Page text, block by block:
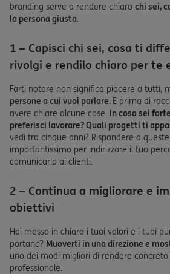
branding serve a rendere chiaro chi sei,
la persona giusta.
1 – Capisci chi sei, cosa ti
rivolgi e rendilo chiaro per te
Farti notare non significa piacere a tutti,
persone a cui vuoi parlare. E prima di
avere chiare alcune cose. In cosa sei
preferisci lavorare? Quali progetti ti
vedi tra cinque anni? Rispondere a
importantissimo per indirizzare il tuo
comunicarlo ai clienti.
2 – Continua a migliorare e
obiettivi
Hai messo in chiaro i tuoi valori e i tuoi
portano? Muoverti in una direzione e
uno dei modi migliori di rendere
professionale.